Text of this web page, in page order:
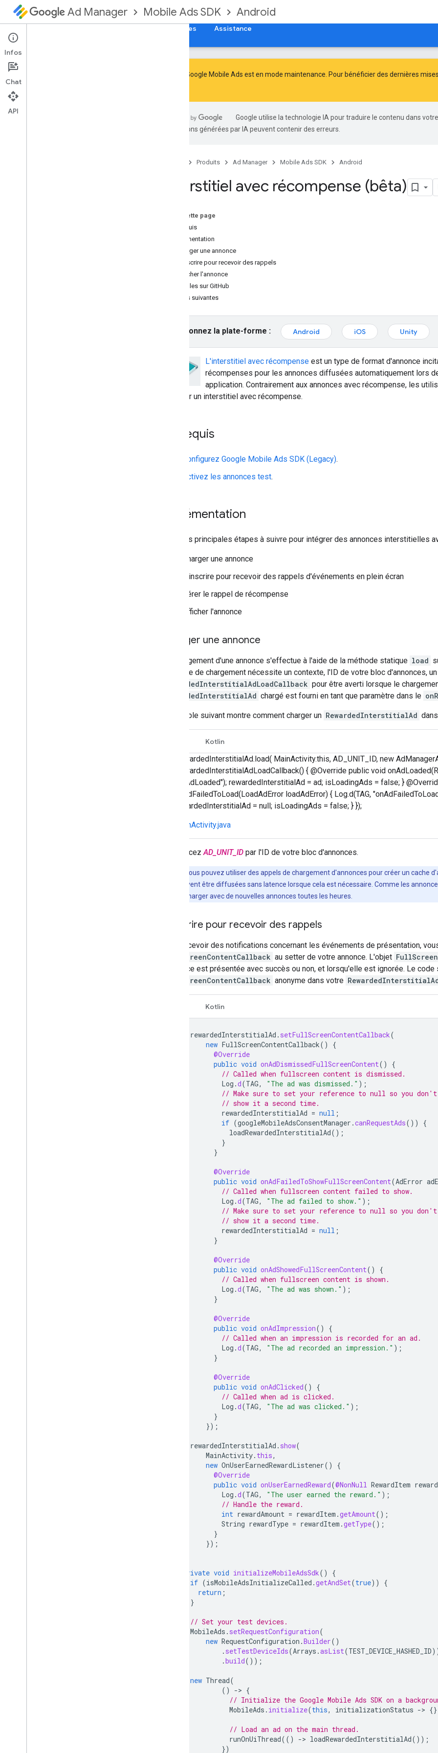
Ad Manager Mobile Ads SDK Android
Exemples Assistance
Gérer l'arrêt et l'obsolescence du SDK
Migrer vers le SDK GMA Next-Gen
Le SDK Google Mobile Ads est en mode maintenance. Pour bénéficier des dernières
Google utilise la technologie IA pour traduire le contenu dans
traductions générées par IA peuvent contenir des erreurs.
Produits Ad Manager Mobile Ads SDK Android
Interstitiel avec récompense (bêta)
Sur cette page
Prérequis
Implémentation
Charger une annonce
S'inscrire pour recevoir des rappels
Afficher l'annonce
Exemples sur GitHub
Étapes suivantes
Sélectionnez la plate-forme : Android iOS Unity
L'interstitiel avec récompenseest un type de format d'annonce
récompenses pour les annonces diffusées automatiquement lors
application. Contrairement aux annonces avec récompense, les
regarder un interstitiel avec récompense.
Prérequis
Configurez Google Mobile Ads SDK (Legacy).
Activez les annonces test.
Implémentation
Voici les principales étapes à suivre pour intégrer des annonces interstitielles
Charger une annonce
S'inscrire pour recevoir des rappels d'événements en plein écran
Gérer le rappel de récompense
Afficher l'annonce
Charger une annonce
Le chargement d'une annonce s'effectue à l'aide de la méthode statique load
méthode de chargement nécessite un contexte, l'ID de votre bloc d'annonces,
RewardedInterstitialAdLoadCallback pour être averti lorsque le
RewardedInterstitialAd chargé est fourni en tant que paramètre dans le
L'exemple suivant montre comment charger un RewardedInterstitialAd
Kotlin
RewardedInterstitialAd.load( MainActivity.this, AD_UNIT_ID, new
RewardedInterstitialAdLoadCallback() { @Override public void
"onAdLoaded"); rewardedInterstitialAd = ad; isLoadingAds = false; }
onAdFailedToLoad(LoadAdError loadAdError) { Log.d(TAG,
rewardedInterstitialAd = null; isLoadingAds = false; } });
MainActivity.java
RemplacezAD_UNIT_ID par l'ID de votre bloc d'annonces.
: Vous pouvez utiliser des appels de chargement d'annonces pour créer un cache
annonces peuvent être diffusées sans latence lorsque cela est nécessaire. Comme les
cache et le recharger avec de nouvelles annonces toutes les heures.
S'inscrire pour recevoir des rappels
Pour recevoir des notifications concernant les événements de présentation,
FullScreenContentCallback au setter de votre annonce. L'objet
l'annonce est présentée avec succès ou non, et lorsqu'elle est ignorée. Le
FullScreenContentCallback anonyme dans votre
Kotlin
rewardedInterstitialAd . setFullScreenContentCallback(
new FullScreenContentCallback()
{
@Override
public void onAdDismissedFullScreenContent()
{
// Called when fullscreen content is dismissed.
Log .d(TAG, "The ad was dismissed." );
// Make sure to set your reference to null so you don't
// show it a second time.
rewardedInterstitialAd = null ;
if (googleMobileAdsConsentManager .canRequestAds())
{
loadRewardedInterstitialAd();
}
}
@Override
public void onAdFailedToShowFullScreenContent(AdError
// Called when fullscreen content failed to show.
Log .d(TAG, "The ad failed to show." );
// Make sure to set your reference to null so you don't
// show it a second time.
rewardedInterstitialAd = null ;
}
@Override
public void onAdShowedFullScreenContent()
{
// Called when fullscreen content is shown.
Log .d(TAG, "The ad was shown." );
}
@Override
public void onAdImpression()
{
// Called when an impression is recorded for an ad.
Log .d(TAG, "The ad recorded an impression." );
}
@Override
public void onAdClicked()
{
// Called when ad is clicked.
Log .d(TAG, "The ad was clicked." );
}
});
rewardedInterstitialAd . show(
MainActivity. this,
new OnUserEarnedRewardListener()
{
@Override
public void onUserEarnedReward(@NonNull RewardItem
Log .d(TAG, "The user earned the reward." );
// Handle the reward.
int rewardAmount = rewardItem .getAmount();
String rewardType = rewardItem .getType();
}
});
private void initializeMobileAdsSdk()
{
if (isMobileAdsInitializeCalled .getAndSet(true))
{
return ;
}
// Set your test devices.
MobileAds . setRequestConfiguration(
new RequestConfiguration .Builder()
. setTestDeviceIds(Arrays .asList(TEST_DEVICE_HASHED_ID
.build());
new Thread(
()
-> {
// Initialize the Google Mobile Ads SDK on a
MobileAds . initialize(this, initializationStatus ->
// Load an ad on the main thread.
runOnUiThread(() -> loadRewardedInterstitialAd());
})
Infos
Chat
API